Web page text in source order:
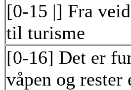
[0-15 |] Fra
til turisme
[0-16] Det er
våpen og rester